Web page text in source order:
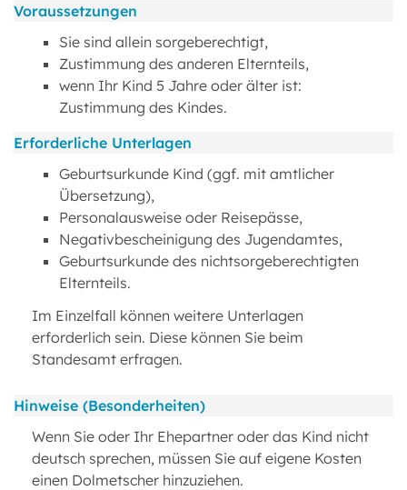
Voraussetzungen
Sie sind allein sorgeberechtigt,
Zustimmung des anderen Elternteils,
wenn Ihr Kind 5 Jahre oder älter ist:
Zustimmung des Kindes.
Erforderliche Unterlagen
Geburtsurkunde Kind (ggf. mit amtlicher
Übersetzung),
Personalausweise oder Reisepässe,
Negativbescheinigung des Jugendamtes,
Geburtsurkunde des nichtsorgeberechtigten
Elternteils.
Im Einzelfall können weitere Unterlagen
erforderlich sein. Diese können Sie beim
Standesamt erfragen.
Hinweise (Besonderheiten)
Wenn Sie oder Ihr Ehepartner oder das Kind nicht
deutsch sprechen, müssen Sie auf eigene Kosten
einen Dolmetscher hinzuziehen.